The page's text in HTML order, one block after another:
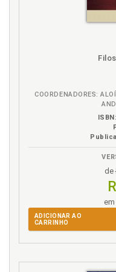
experiência moral,
Filosofia. A
Função social do
Futuro do eticismo,
Geografia moral
Heresia. Valor
I
COORDENADORES:
ISBN:
de
ADICIONAR AO
CARRINHO